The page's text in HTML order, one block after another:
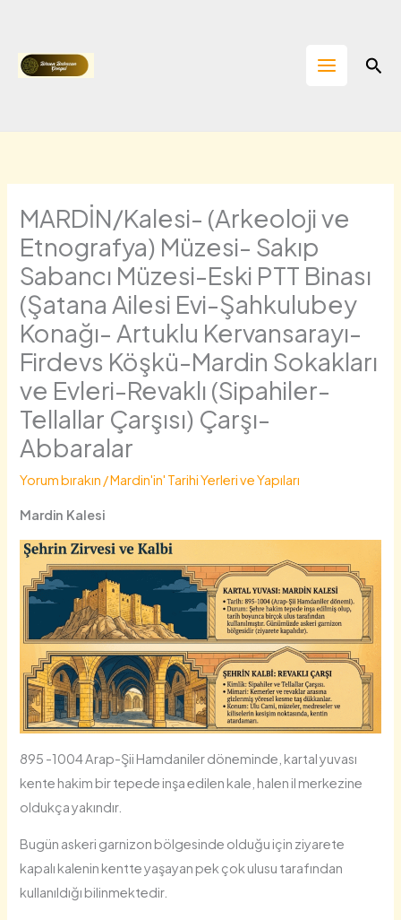
MARDİN/Kalesi- (Arkeoloji ve
Etnografya) Müzesi- Sakıp
Sabancı Müzesi-Eski PTT Binası
(Şatana Ailesi Evi-Şahkulubey
Konağı- Artuklu Kervansarayı-
Firdevs Köşkü-Mardin Sokakları
ve Evleri-Revaklı (Sipahiler-
Tellallar Çarşısı) Çarşı-
Abbaralar
Yorum bırakın /Mardin'in' Tarihi Yerleri ve Yapıları
Mardin Kalesi
895 -1004 Arap-Şii Hamdaniler döneminde, kartal yuvası
kente hakim bir tepede inşa edilen kale, halen il merkezine
oldukça yakındır.
Bugün askeri garnizon bölgesinde olduğu için ziyarete
kapalı kalenin kentte yaşayan pek çok ulusu tarafından
kullanıldığı bilinmektedir.